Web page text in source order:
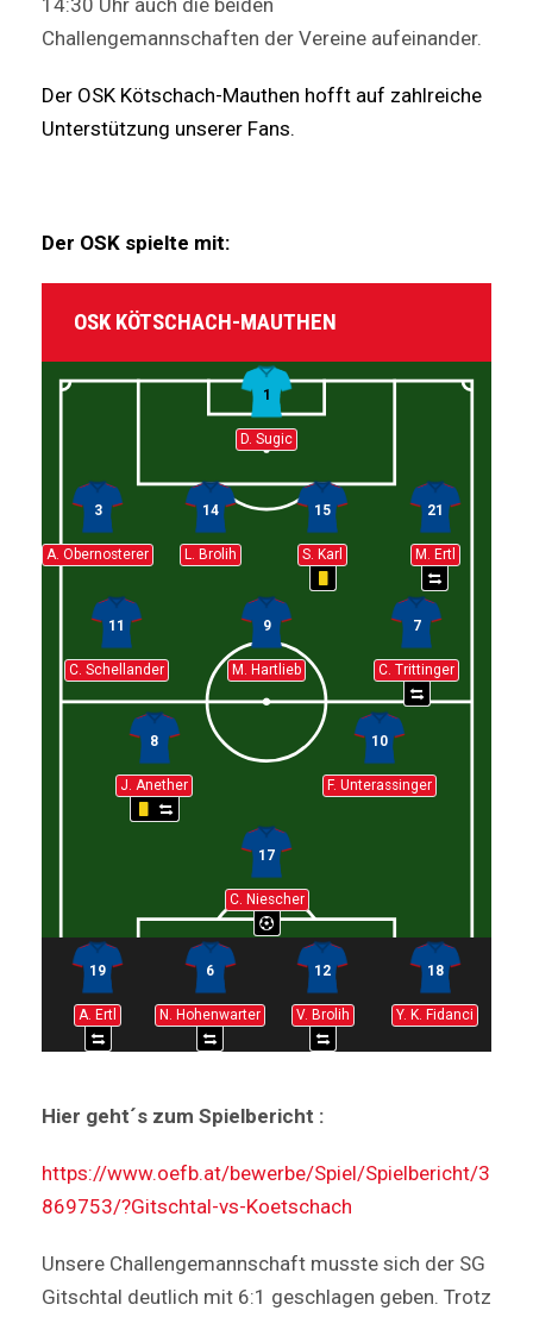
14:30 Uhr auch die beiden
Challengemannschaften der Vereine aufeinander.
Der OSK Kötschach-Mauthen hofft auf zahlreiche
Unterstützung unserer Fans.
Der OSK spielte mit:
OSK KÖTSCHACH-MAUTHEN
1
D. Sugic
3
A. Obernosterer
14
L. Brolih
15
S. Karl
21
M. Ertl
11
C. Schellander
9
M. Hartlieb
7
C. Trittinger
8
J. Anether
10
F. Unterassinger
17
C. Niescher
19
A. Ertl
6
N. Hohenwarter
12
V. Brolih
18
Y. K. Fidanci
Hier geht´s zum Spielbericht :
https://www.oefb.at/bewerbe/Spiel/Spielbericht/3
869753/?Gitschtal-vs-Koetschach
Unsere Challengemannschaft musste sich der SG
Gitschtal deutlich mit 6:1 geschlagen geben. Trotz